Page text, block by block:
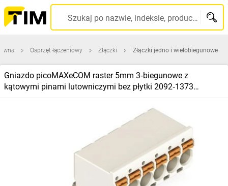
Szukaj po nazwie, indeksie, producencie, kodzie kreskowym...
Osprzęt łączeniowy Złączki Złączki jedno i wielobiegunowe
Gniazdo picoMAXeCOM raster 5mm 3‑biegunowe z
kątowymi pinami lutowniczymi bez płytki 2092‑1373